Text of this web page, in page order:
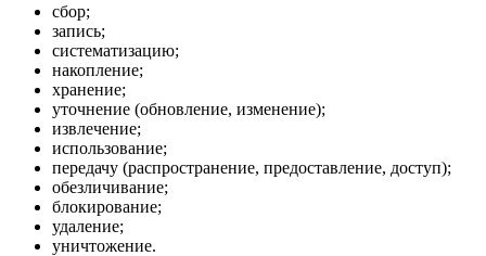
сбор;
запись;
систематизацию;
накопление;
хранение;
уточнение (обновление, изменение);
извлечение;
использование;
передачу (распространение, предоставление, доступ);
обезличивание;
блокирование;
удаление;
уничтожение.